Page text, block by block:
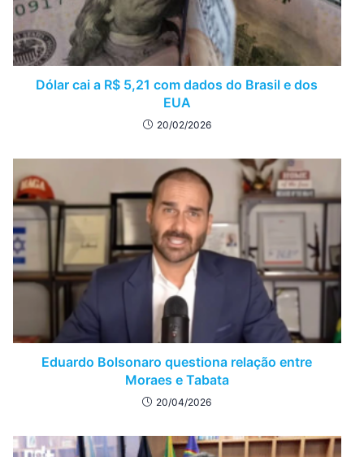
Dólar cai a R$ 5,21 com dados do Brasil e dos
EUA
20/02/2026
Eduardo Bolsonaro questiona relação entre
Moraes e Tabata
20/04/2026